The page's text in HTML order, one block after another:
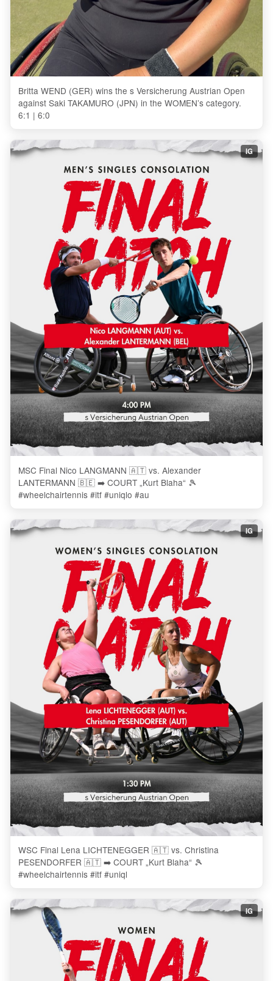
Britta WEND (GER) wins the s Versicherung Austrian Open
against Saki TAKAMURO (JPN) in the WOMEN’s category.
6:1 | 6:0
IG
MSC Final Nico LANGMANN 🇦🇹 vs. Alexander
LANTERMANN 🇧🇪 ➡️ COURT „Kurt Blaha“ 🎾
#wheelchairtennis #itf #uniqlo #au
IG
WSC Final Lena LICHTENEGGER 🇦🇹 vs. Christina
PESENDORFER 🇦🇹 ➡️ COURT „Kurt Blaha“ 🎾
#wheelchairtennis #itf #uniql
IG